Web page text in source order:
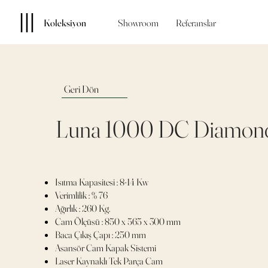
Koleksiyon Showroom Referanslar
Geri Dön
Luna 1000 DC
Isıtma Kapasitesi : 8-14 Kw
Verimlilik : % 76
Ağırlık : 260 Kg.
Cam Ölçüsü : 850 x 565 x 300 mm
Baca Çıkış Çapı : 250 mm
Asansör Cam Kapak Sistemi
Laser Kaynaklı Tek Parça Cam